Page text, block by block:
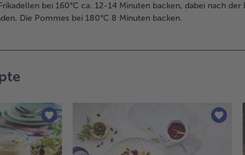
bei 160°C ca. 12-14 Minuten backen, dabei nach
Die Pommes bei 180°C 8 Minuten backen.